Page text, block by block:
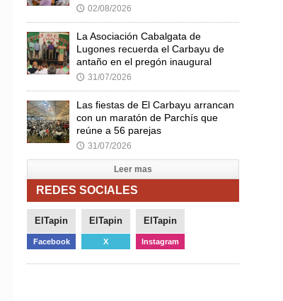
🕔 02/08/2026
La Asociación Cabalgata de
Lugones recuerda el Carbayu de
antaño en el pregón inaugural
🕔 31/07/2026
Las fiestas de El Carbayu arrancan
con un maratón de Parchís que
reúne a 56 parejas
🕔 31/07/2026
Leer mas
REDES SOCIALES
ElTapin
Facebook
ElTapin
X
ElTapin
Instagram